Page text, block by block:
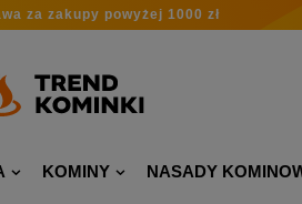
za zakupy powyżej 1000 zł
KOMINY NASADY